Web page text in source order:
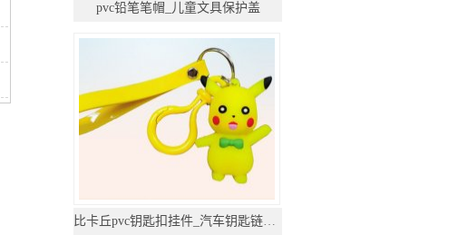
pvc铅笔笔帽_儿童文具保护盖
比卡丘pvc钥匙扣挂件_汽车钥匙链公仔挂饰